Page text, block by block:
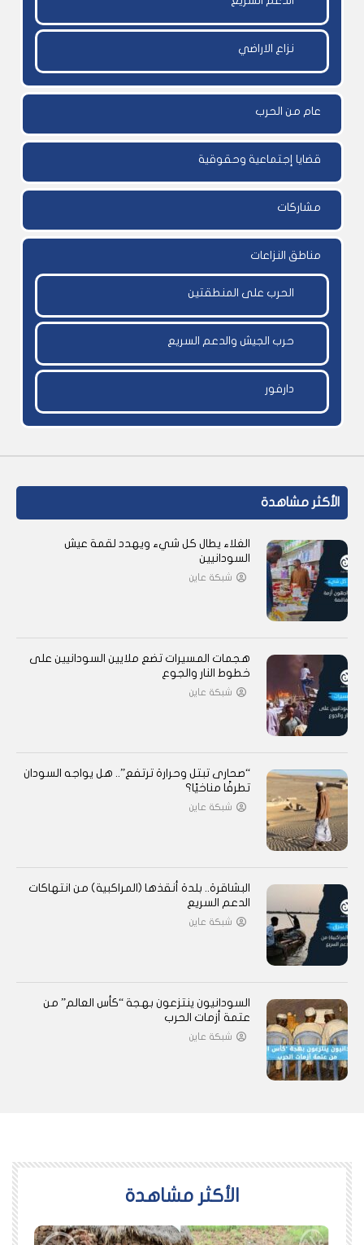
نزاع الاراضي
عام من الحرب
قضايا إجتماعية وحقوقية
مشاركات
مناطق النزاعات
الحرب على المنطقتين
حرب الجيش والدعم السريع
دارفور
الأكثر مشاهدة
الغلاء يطال كل شيء ويهدد لقمة عيش
السودانيين
شبكة عاين
هجمات المسيرات تضع ملايين السودانيين على
خطوط النار والجوع
شبكة عاين
“صحارى تبتل وحرارة ترتفع”.. هل يواجه السودان
تطرفًا مناخيًا؟
شبكة عاين
البشاقرة.. بلدة أنقذها (المراكبية) من انتهاكات
الدعم السريع
شبكة عاين
السودانيون ينتزعون بهجة “كأس العالم” من
عتمة أزمات الحرب
شبكة عاين
اﻷكثر مشاهدة